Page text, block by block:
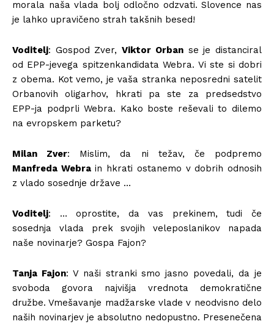
morala naša vlada bolj odločno odzvati. Slovence nas
je lahko upravičeno strah takšnih besed!
Voditelj: Gospod Zver,Viktor Orbanse je distanciral
od EPP-jevega spitzenkandidata Webra. Vi ste si dobri
z obema. Kot vemo, je vaša stranka neposredni satelit
Orbanovih oligarhov, hkrati pa ste za predsedstvo
EPP-ja podprli Webra. Kako boste reševali to dilemo
na evropskem parketu?
Milan Zver: Mislim, da ni težav, če podpremo
Manfreda Webrain hkrati ostanemo v dobrih odnosih
z vlado sosednje države …
Voditelj: … oprostite, da vas prekinem, tudi če
sosednja vlada prek svojih veleposlanikov napada
naše novinarje? Gospa Fajon?
Tanja Fajon: V naši stranki smo jasno povedali, da je
svoboda govora najvišja vrednota demokratične
družbe. Vmešavanje madžarske vlade v neodvisno delo
naših novinarjev je absolutno nedopustno. Presenečena